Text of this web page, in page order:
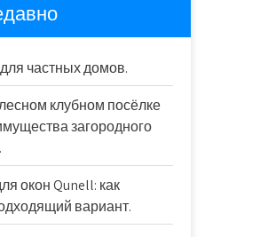
частных домов.
клубном посёлке
загородного
окон Qunell: как
вариант.